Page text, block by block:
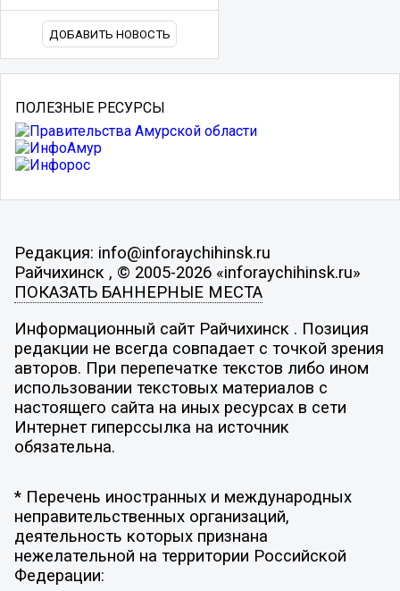
ДОБАВИТЬ НОВОСТЬ
ПОЛЕЗНЫЕ РЕСУРСЫ
Редакция: info@inforaychihinsk.ru
Райчихинск , © 2005-2026 «inforaychihinsk.ru»
ПОКАЗАТЬ БАННЕРНЫЕ МЕСТА
Информационный сайт Райчихинск . Позиция
редакции не всегда совпадает с точкой зрения
авторов. При перепечатке текстов либо ином
использовании текстовых материалов с
настоящего сайта на иных ресурсах в сети
Интернет гиперссылка на источник
обязательна.
* Перечень иностранных и международных
неправительственных организаций,
деятельность которых признана
нежелательной на территории Российской
Федерации: